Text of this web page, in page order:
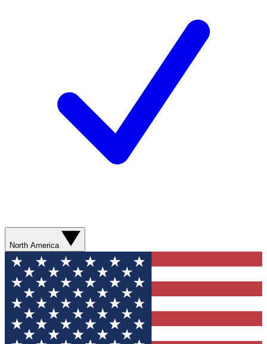
North America